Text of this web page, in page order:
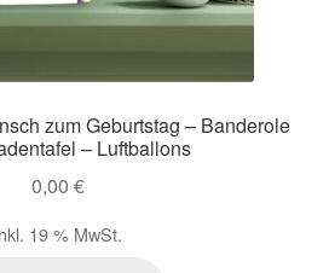
zum Geburtstag – Banderole
– Luftballons
0,00 €
19 % MwSt.